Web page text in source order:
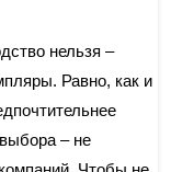
нельзя –
Равно, как и
– не